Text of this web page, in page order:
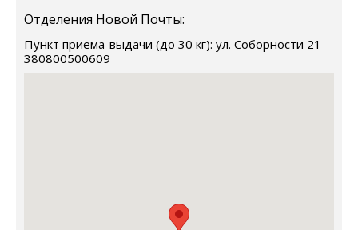
Отделения Новой Почты:
Пункт приема-выдачи (до 30 кг): ул. Соборности 21
380800500609